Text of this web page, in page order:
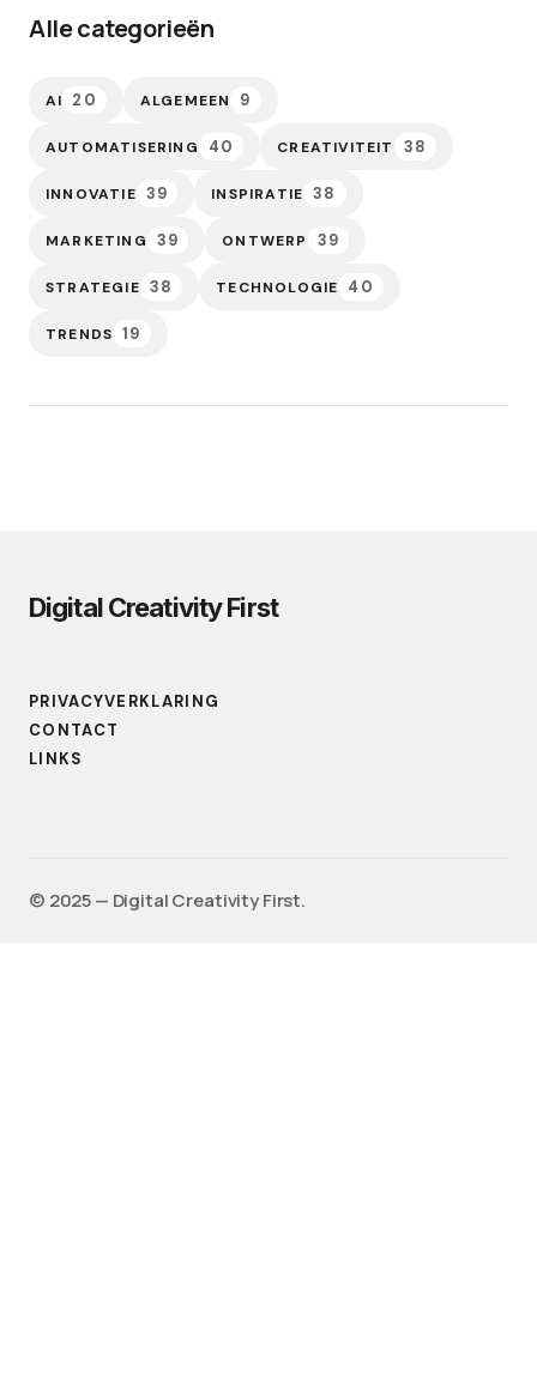
Alle categorieën
AI 20 ALGEMEEN 9
AUTOMATISERING 40 CREATIVITEIT 38
INNOVATIE 39 INSPIRATIE 38
MARKETING 39 ONTWERP 39
STRATEGIE 38 TECHNOLOGIE 40
TRENDS 19
Digital Creativity First
PRIVACYVERKLARING
CONTACT
LINKS
©️ 2025 — Digital Creativity First.